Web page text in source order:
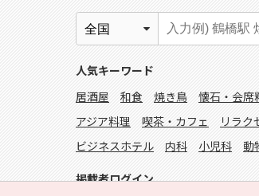
人気キーワード
居酒屋
和食 焼き鳥 懐石・会席
アジア料理
喫茶・カフェ リラク
ビジネスホテル
内科 小児科 動
掲載者ログイン